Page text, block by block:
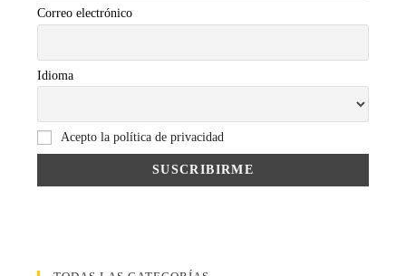
Correo electrónico
Idioma
Acepto la política de privacidad